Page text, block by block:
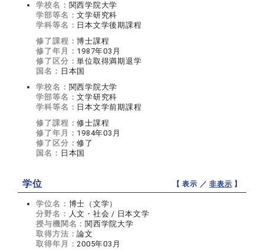
学校名： 関西学院大学
学部等名：文学研究科
学科等名： 日本文学後期課程
修了課程：博士課程
修了年月： 1987年03月
修了区分：単位取得満期退学
国名： 日本国
学校名： 関西学院大学
学部等名：文学研究科
学科等名： 日本文学前期課程
修了課程：修士課程
修了年月： 1984年03月
修了区分：修了
国名： 日本国
学位 【 表示 ／非表示 】
学位名： 博士（文学）
分野名： 人文・社会 / 日本文学
授与機関名： 関西学院大学
取得方法：論文
取得年月：2005年03月